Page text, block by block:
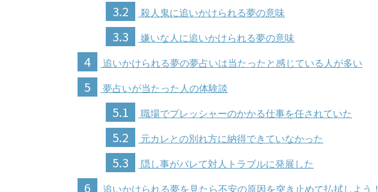
3.2 殺人鬼に追いかけられる夢の意味
3.3 嫌いな人に追いかけられる夢の意味
4 追いかけられる夢の夢占いは当たったと感じている人が多い
5 夢占いが当たった人の体験談
5.1 職場でプレッシャーのかかる仕事を任されていた
5.2 元カレとの別れ方に納得できていなかった
5.3 隠し事がバレて対人トラブルに発展した
6 追いかけられる夢を見たら不安の原因を突き止めて払拭しよう！